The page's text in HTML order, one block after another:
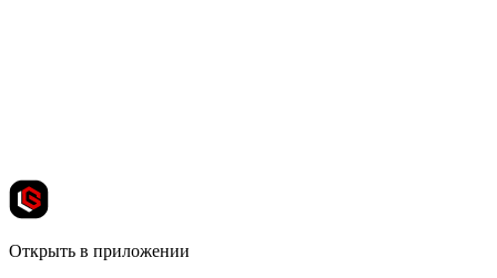
Открыть в приложении